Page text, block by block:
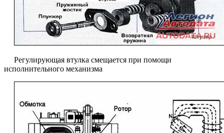
Регулирующая втулка смещается при помощи
исполнительного механизма